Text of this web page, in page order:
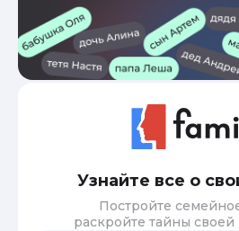
Узнайте все о
Постройте
раскройте тайны